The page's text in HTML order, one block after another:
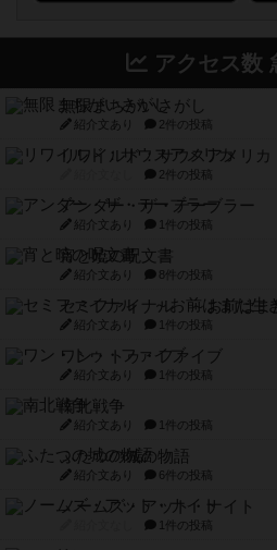
アクセス数
無限まちがいさがし
紹介文あり 2件の投稿
リワイルド：サウスアメリカ
2件の投稿
アンダー・ザ・テーブラー
紹介文あり 1件の投稿
宵と暁の呪文書
紹介文あり 8件の投稿
セミファイナル ～お前はま
紹介文あり 1件の投稿
ワン・トゥ・ファイブ
紹介文あり 1件の投稿
南北戦争
紹介文あり 1件の投稿
ふたつの城の物語
紹介文あり 6件の投稿
ノームズ・アット・ナイト
1件の投稿